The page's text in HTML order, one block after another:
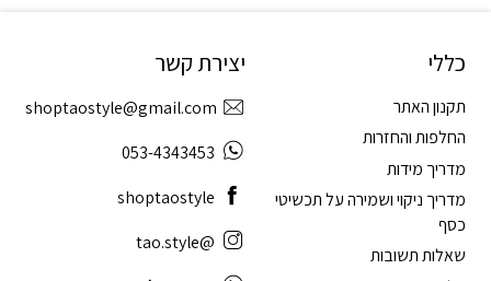
כללי
תקנון האתר
החלפות והחזרות
מדריך מידות
מדריך ניקוי ושמירה על תכשיטי
כסף
שאלות תשובות
יצירת קשר
shoptaostyle@gmail.com
053-4343453
shoptaostyle
@tao.style